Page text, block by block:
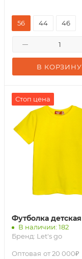
В КОРЗИНУ
56 44 46
Стоп цена
Футболка детская
В наличии: 182
Бренд: Let's go
Оптовая от 20 000₽